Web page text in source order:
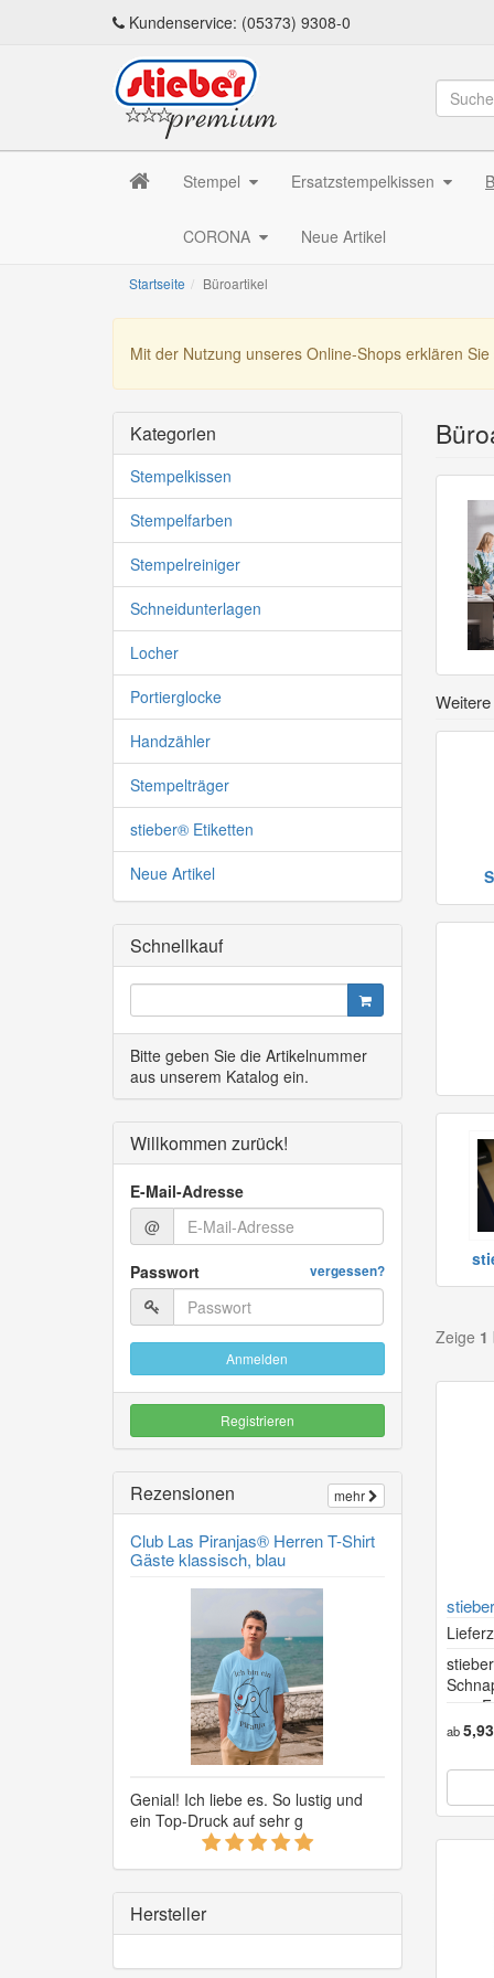
Kundenservice: (05373) 9308-0
Stempel Ersatzstempelkissen
CORONA Neue Artikel
Startseite Büroartikel
Mit der Nutzung unseres Online-Shops erklären
Zeige 1
mm,
ab
Kategorien
Stempelkissen
Stempelfarben
Stempelreiniger
Schneidunterlagen
Locher
Portierglocke
Handzähler
Stempelträger
stieber® Etiketten
Neue Artikel
Schnellkauf
Bitte geben Sie die Artikelnummer
aus unserem Katalog ein.
Willkommen zurück!
E-Mail-Adresse
@
vergessen?
Passwort
Anmelden
Registrieren
mehr
Rezensionen
Club Las Piranjas® Herren T-Shirt
Gäste klassisch, blau
Genial! Ich liebe es. So lustig und
ein Top-Druck auf sehr g
5
Hersteller